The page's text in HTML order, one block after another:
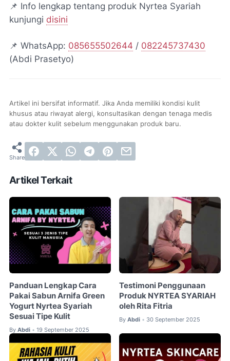
📌 Info lengkap tentang produk Nyrtea Syariah
kunjungi disini
📌 WhatsApp: 085655502644 / 082245737430
(Abdi Prasetyo)
Artikel ini bersifat informatif. Jika Anda memiliki kondisi kulit
khusus atau riwayat alergi, konsultasikan dengan tenaga medis
atau dokter kulit sebelum menggunakan produk baru.
Artikel Terkait
Panduan Lengkap Cara
Pakai Sabun Arnifa Green
Yogurt Nyrtea Syariah
Sesuai Tipe Kulit
By Abdi • 19 September 2025
Testimoni Penggunaan
Produk NYRTEA SYARIAH
oleh Rita Fitria
By Abdi • 30 September 2025